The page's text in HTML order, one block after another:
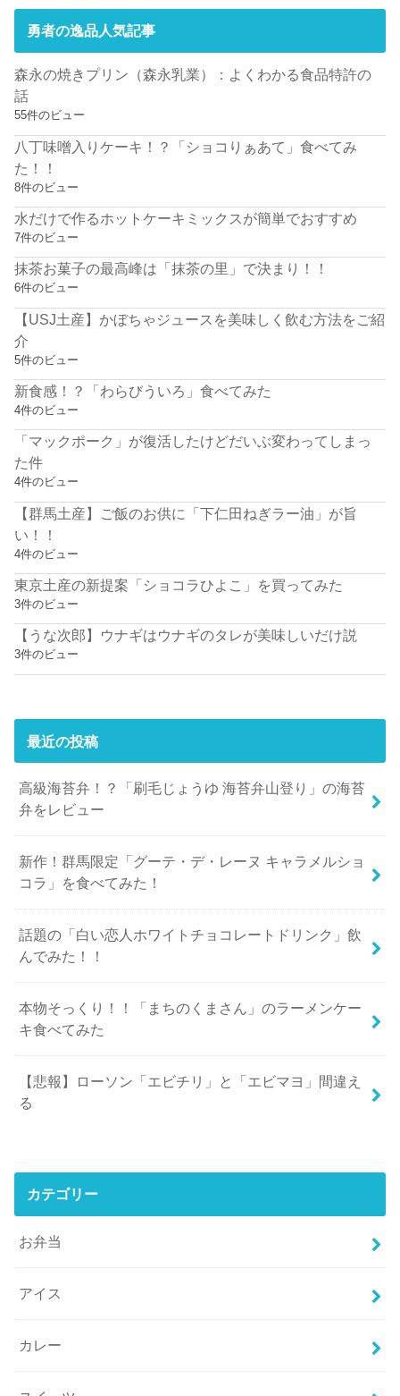
勇者の逸品人気記事
森永の焼きプリン（森永乳業）：よくわかる食品特許の
話
55件のビュー
八丁味噌入りケーキ！？「ショコりぁあて」食べてみ
た！！
8件のビュー
水だけで作るホットケーキミックスが簡単でおすすめ
7件のビュー
抹茶お菓子の最高峰は「抹茶の里」で決まり！！
6件のビュー
【USJ土産】かぼちゃジュースを美味しく飲む方法をご紹
介
5件のビュー
新食感！？「わらびういろ」食べてみた
4件のビュー
「マックポーク」が復活したけどだいぶ変わってしまっ
た件
4件のビュー
【群馬土産】ご飯のお供に「下仁田ねぎラー油」が旨
い！！
4件のビュー
東京土産の新提案「ショコラひよこ」を買ってみた
3件のビュー
【うな次郎】ウナギはウナギのタレが美味しいだけ説
3件のビュー
最近の投稿
高級海苔弁！？「刷毛じょうゆ 海苔弁山登り」の海苔
弁をレビュー
新作！群馬限定「グーテ・デ・レーヌ キャラメルショ
コラ」を食べてみた！
話題の「白い恋人ホワイトチョコレートドリンク」飲
んでみた！！
本物そっくり！！「まちのくまさん」のラーメンケー
キ食べてみた
【悲報】ローソン「エビチリ」と「エビマヨ」間違え
る
カテゴリー
お弁当
アイス
カレー